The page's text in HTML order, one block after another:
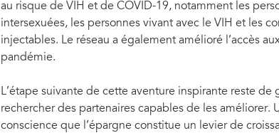
au risque de VIH et de COVID-19, notamment les
intersexuées, les personnes vivant avec le VIH et les
injectables. Le réseau a également amélioré l’accès
pandémie.
L’étape suivante de cette aventure inspirante reste
rechercher des partenaires capables de les améliorer.
conscience que l’épargne constitue un levier de